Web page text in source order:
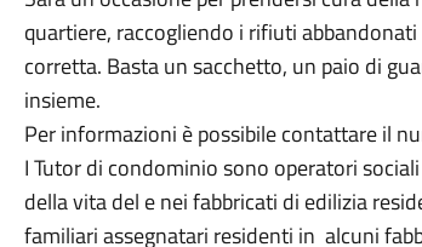
quartiere, raccogliendo i rifiuti
corretta. Basta un sacchetto, un paio di
insieme.
Per informazioni è possibile contattare il
I Tutor di condominio sono operatori
della vita del e nei fabbricati di edilizia
familiari assegnatari residenti in alcuni